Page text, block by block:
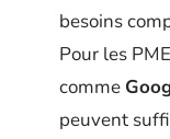
besoins
Pour les
comme
peuvent